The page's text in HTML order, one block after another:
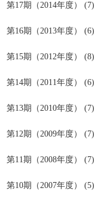
第17期（2014年度） (7)
第16期（2013年度） (6)
第15期（2012年度） (8)
第14期（2011年度） (6)
第13期（2010年度） (7)
第12期（2009年度） (7)
第11期（2008年度） (7)
第10期（2007年度） (5)